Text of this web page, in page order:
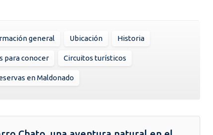
general Ubicación Historia
para conocer Circuitos turísticos
en Maldonado